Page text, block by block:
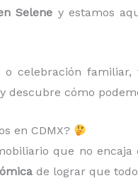
Selene y estamos
o celebración familiar,
descubre cómo
en CDMX?
que no encaja
de lograr que